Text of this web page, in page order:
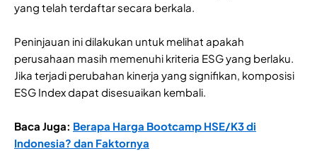
yang telah terdaftar secara berkala.
Peninjauan ini dilakukan untuk melihat apakah
perusahaan masih memenuhi kriteria ESG yang berlaku.
Jika terjadi perubahan kinerja yang signifikan, komposisi
ESG Index dapat disesuaikan kembali.
Baca Juga: Berapa Harga Bootcamp HSE/K3 di
Indonesia? dan Faktornya